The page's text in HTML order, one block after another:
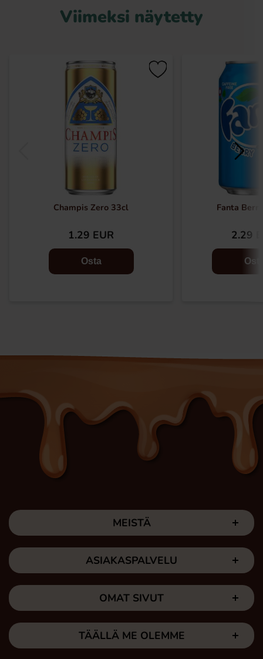
Viimeksi näytetty
Champis Zero 33cl
1.29 EUR
Osta
Fanta
2.29
MEISTÄ
ASIAKASPALVELU
OMAT SIVUT
TÄÄLLÄ ME OLEMME